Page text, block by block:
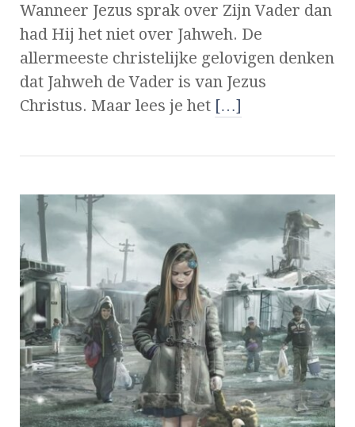
Wanneer Jezus sprak over Zijn Vader dan
had Hij het niet over Jahweh. De
allermeeste christelijke gelovigen denken
dat Jahweh de Vader is van Jezus
Christus. Maar lees je het […]